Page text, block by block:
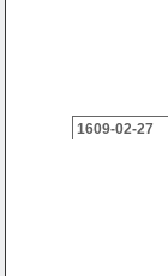
1609-02-27